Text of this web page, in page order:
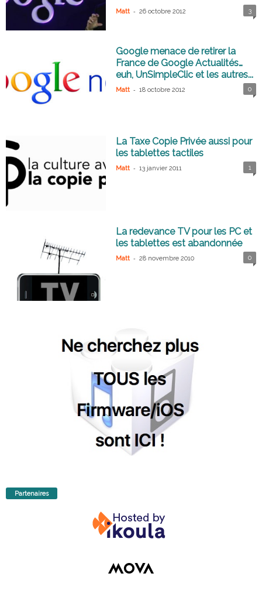
Matt - 26 octobre 2012 3
Google menace de retirer la
France de Google Actualités…
euh, UnSimpleClic et les autres...
Matt - 18 octobre 2012 0
La Taxe Copie Privée aussi pour
les tablettes tactiles
Matt - 13 janvier 2011 1
La redevance TV pour les PC et
les tablettes est abandonnée
Matt - 28 novembre 2010 0
Partenaires